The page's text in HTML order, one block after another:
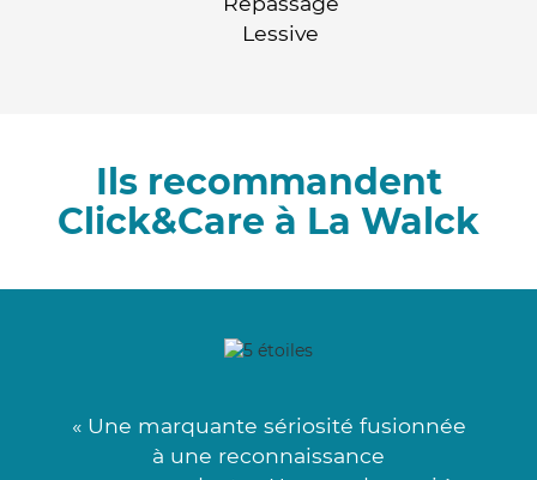
Lessive
Ils recommandent
Click&Care à La Walck
« Une marquante sériosité fusionnée
à une reconnaissance